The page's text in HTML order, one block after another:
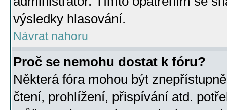
výsledky hlasování.
Návrat nahoru
Proč se nemohu dostat k fóru?
Některá fóra mohou být
čtení, prohlížení, přispívání atd.